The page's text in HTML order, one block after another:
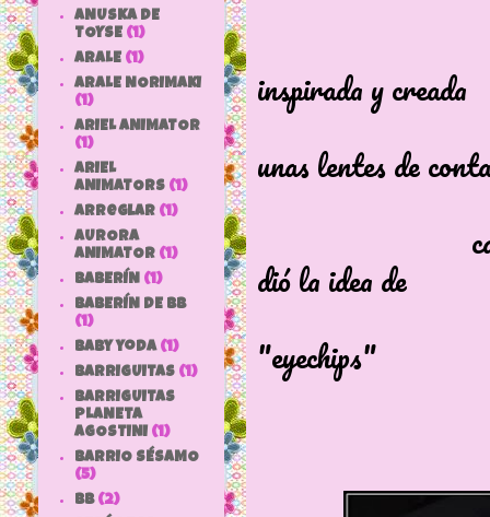
inspirada y creada
por
unas lentes de
cambiando
dió la idea de
"eyechips"
ANUSKA DE
TOYSE (1)
ARALE (1)
ARALE NORIMAKI
(1)
ARIEL ANIMATOR
(1)
ARIEL
ANIMATORS (1)
arreglar (1)
AURORA
ANIMATOR (1)
BABERÍN (1)
BABERÍN DE BB
(1)
baby yoda (1)
BARRIGUITAS (1)
BARRIGUITAS
PLANETA
AGOSTINI (1)
BARRIO SÉSAMO
(5)
bb (2)